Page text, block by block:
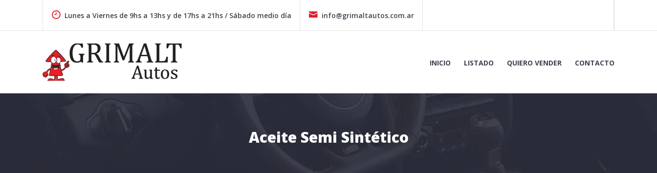
Lunes a Viernes de 9hs a 13hs y de 17hs a 21hs / Sábado medio día info@grimaltautos.com.ar
INICIO LISTADO QUIERO VENDER CONTACTO
Aceite Semi Sintético